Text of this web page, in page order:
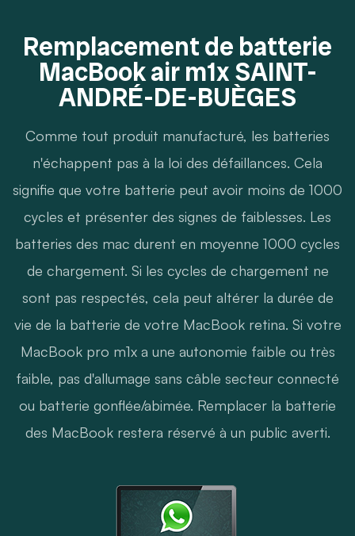
Remplacement de batterie
MacBook air m1x SAINT-
ANDRÉ-DE-BUÈGES
Comme tout produit manufacturé, les batteries
n'échappent pas à la loi des défaillances. Cela
signifie que votre batterie peut avoir moins de 1000
cycles et présenter des signes de faiblesses. Les
batteries des mac durent en moyenne 1000 cycles
de chargement. Si les cycles de chargement ne
sont pas respectés, cela peut altérer la durée de
vie de la batterie de votre MacBook retina. Si votre
MacBook pro m1x a une autonomie faible ou très
faible, pas d'allumage sans câble secteur connecté
ou batterie gonflée/abimée. Remplacer la batterie
des MacBook restera réservé à un public averti.